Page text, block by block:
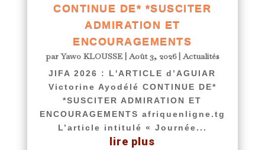
CONTINUE DE* *SUSCITER
ADMIRATION ET
ENCOURAGEMENTS
parYawo KLOUSSE|Août 3, 2026|Actualités
JIFA 2026 : L'ARTICLE d’AGUIAR
Victorine Ayodélé CONTINUE DE*
*SUSCITER ADMIRATION ET
ENCOURAGEMENTS afriquenligne.tg
L’article intitulé « Journée...
lire plus